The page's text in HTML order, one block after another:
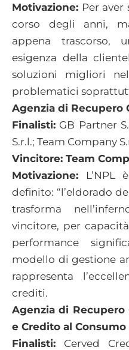
Motivazione: Per aver
corso degli anni,
appena trascorso,
esigenza della
soluzioni migliori
problematici
Agenzia di Recupero
Finalisti: GB Partner
S.r.l.; Team Company
Vincitore: Team
Motivazione:
definito: “l’eldorado
trasforma
vincitore, per
performance
modello di gestione
rappresenta
crediti.
Agenzia di
e Credito al Consumo
Finalisti: Cerved